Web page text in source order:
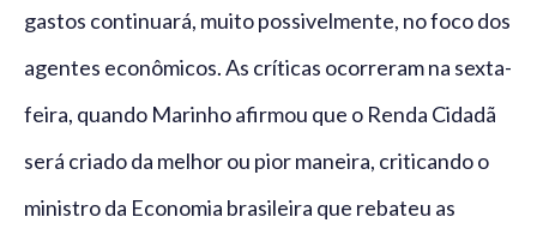
gastos continuará, muito possivelmente, no foco dos
agentes econômicos. As críticas ocorreram na sexta-
feira, quando Marinho afirmou que o Renda Cidadã
será criado da melhor ou pior maneira, criticando o
ministro da Economia brasileira que rebateu as